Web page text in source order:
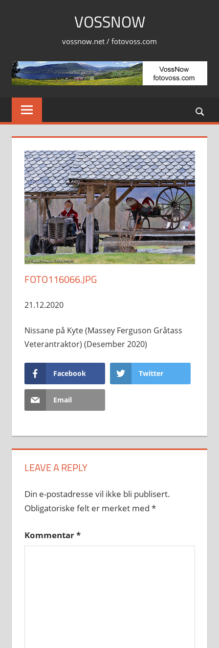
VOSSNOW
vossnow.net / fotovoss.com
FOTO116066.JPG
21.12.2020
Nissane på Kyte (Massey Ferguson Gråtass
Veterantraktor) (Desember 2020)
Facebook Twitter
Email
LEAVE A REPLY
Din e-postadresse vil ikke bli publisert.
Obligatoriske felt er merket med *
Kommentar*